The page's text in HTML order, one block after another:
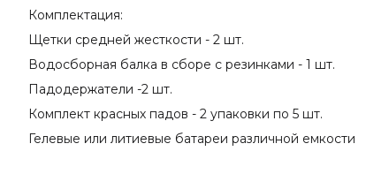
Комплектация:
Щетки средней жесткости - 2 шт.
Водосборная балка в сборе с резинками - 1 шт.
Падодержатели -2 шт.
Комплект красных падов - 2 упаковки по 5 шт.
Гелевые или литиевые батареи различной емкости